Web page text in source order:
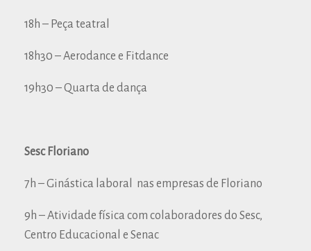
18h – Peça teatral
18h30 – Aerodance e Fitdance
19h30 – Quarta de dança
Sesc Floriano
7h – Ginástica laboral nas empresas de Floriano
9h – Atividade física com colaboradores do Sesc,
Centro Educacional e Senac